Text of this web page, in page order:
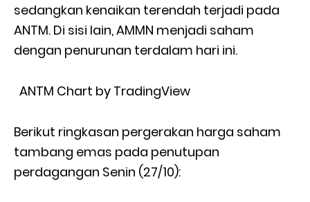
sedangkan kenaikan terendah terjadi pada
ANTM. Di sisi lain, AMMN menjadi saham
dengan penurunan terdalam hari ini.
ANTM Chart by TradingView
Berikut ringkasan pergerakan harga saham
tambang emas pada penutupan
perdagangan Senin (27/10):